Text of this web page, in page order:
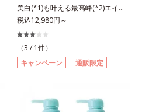
ラ肌が長時間続きます。パウダータ
イプながら、SPF50+・PA++++。パ
ウダーならではの軽いつけごこち
で、日焼け止めが苦手な方にもおす
すめです。水や汗に強いスーパーウ
ォータープルーフ(*4)だから、レジ
合＝セミマット肌を叶える球状と板
美白(*1)も叶える最高峰(*2)エイジ
ングケア(*3)。ハリも透明感(*4)も
結果主義。年齢サイン(*5)の因子に
着目した肌科学エイジングケア(*3)
シリーズ。オルビスユー ドットシ
リーズは、年齢による肌悩み一つ一
とともに現れる年齢サイン(*5)につ
税込12,980円～
（3 / 1件）
キャンペーン
通販限定